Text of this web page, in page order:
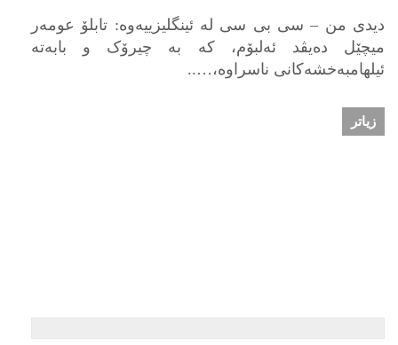
دیدی من – سی بی سی له‌ ئینگلیزییه‌وه‌: تابلۆ عومەر
میچێل ده‌یڤد ئه‌لبۆم، کە به‌ چیرۆک و بابه‌ته‌
ئیلهامبه‌خشه‌کانی ناسراوە،…..
زیاتر